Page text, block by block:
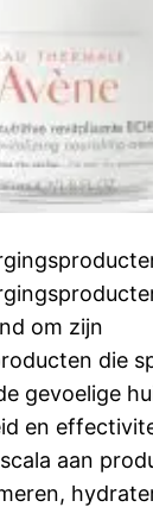
om zijn
die
gevoelige
en
aan